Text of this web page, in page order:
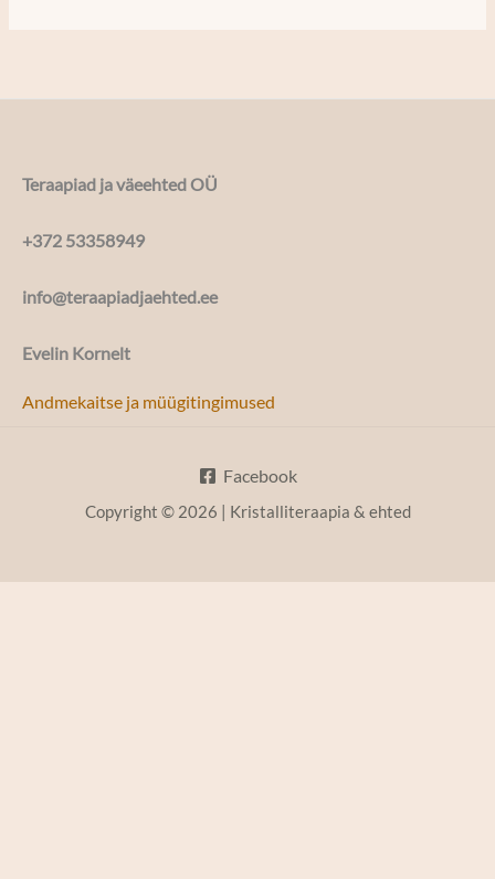
Teraapiad ja väeehted OÜ
+372 53358949
info@teraapiadjaehted.ee
Evelin Kornelt
Andmekaitse ja müügitingimused
Facebook
Copyright © 2026 | Kristalliteraapia & ehted